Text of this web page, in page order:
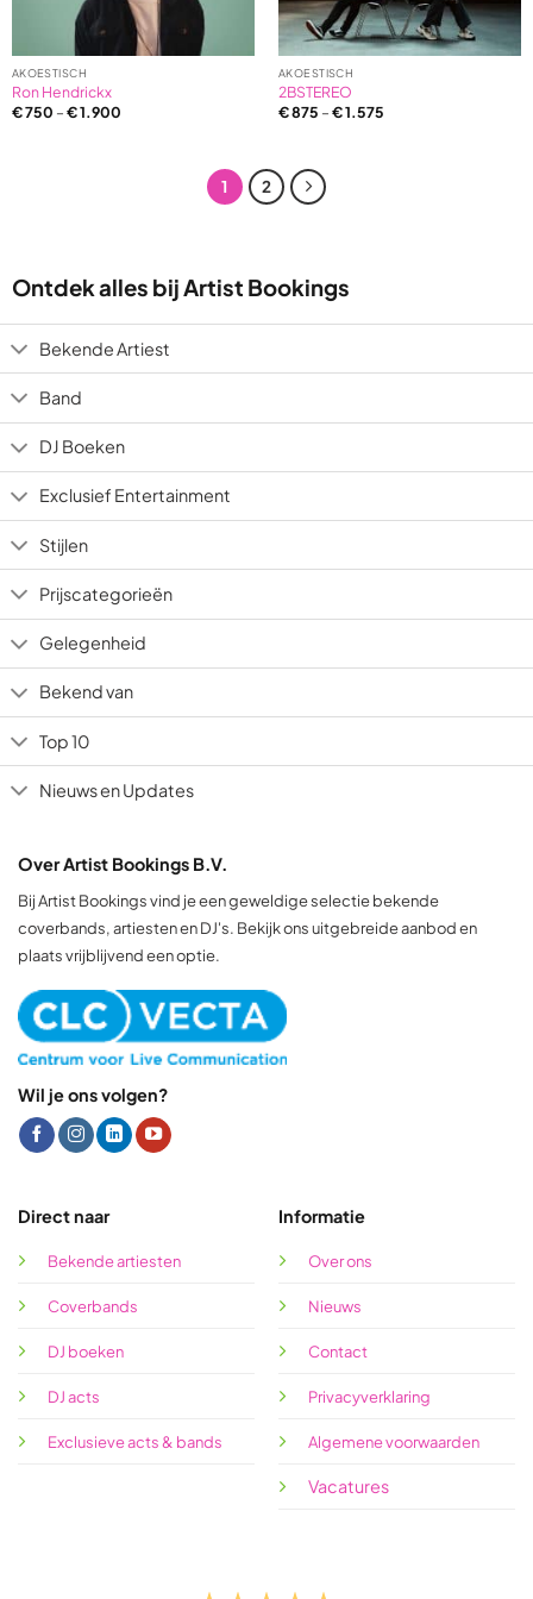
AKOESTISCH
Ron Hendrickx
€750 –€1.900
AKOESTISCH
2BSTEREO
€875 –€1.575
1 2
Ontdek alles bij Artist Bookings
Bekende Artiest
Band
DJ Boeken
Exclusief Entertainment
Stijlen
Prijscategorieën
Gelegenheid
Bekend van
Top 10
Nieuws en Updates
Over Artist Bookings B.V.
Bij Artist Bookings vind je een geweldige selectie bekende
coverbands, artiesten en DJ's. Bekijk ons uitgebreide aanbod en
plaats vrijblijvend een optie.
Wil je ons volgen?
Direct naar
Bekende artiesten
Coverbands
DJ boeken
DJ acts
Exclusieve acts & bands
Informatie
Over ons
Nieuws
Contact
Privacyverklaring
Algemene voorwaarden
Vacatures